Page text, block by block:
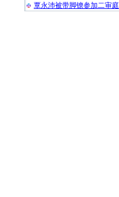
覃永沛被带脚镣参加二审庭